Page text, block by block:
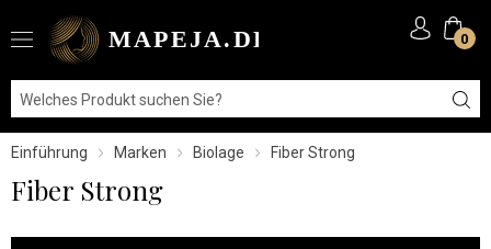
0
Einführung Marken Biolage Fiber Strong
Fiber Strong